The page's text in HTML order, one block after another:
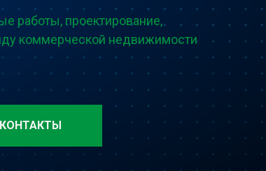
работы, проектирование,
коммерческой недвижимости
КОНТАКТЫ